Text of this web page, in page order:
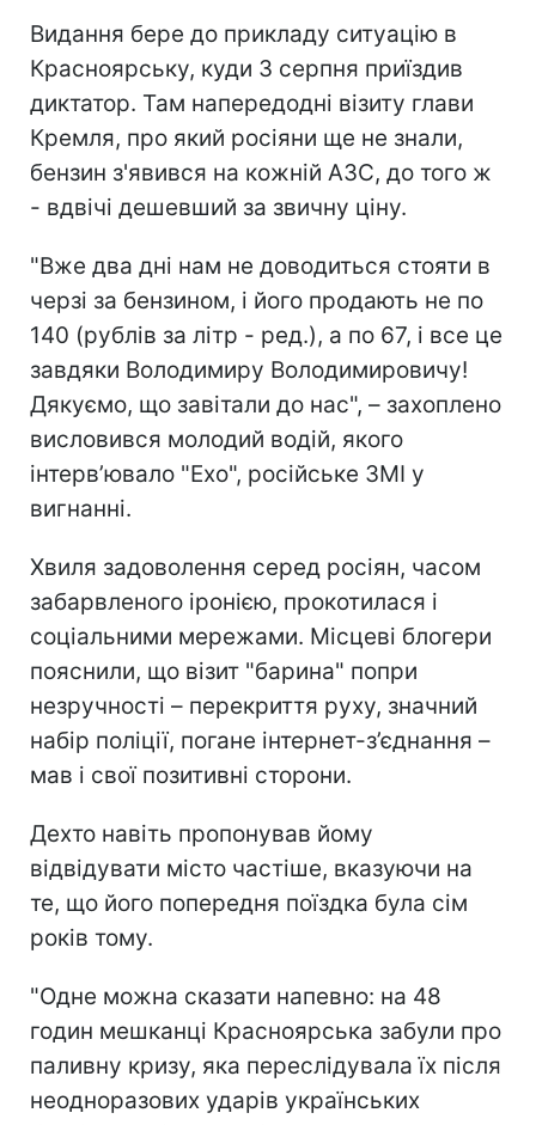
Видання бере до прикладу ситуацію в
Красноярську, куди 3 серпня приїздив
диктатор. Там напередодні візиту глави
Кремля, про який росіяни ще не знали,
бензин з'явився на кожній АЗС, до того ж
- вдвічі дешевший за звичну ціну.
"Вже два дні нам не доводиться стояти в
черзі за бензином, і його продають не по
140 (рублів за літр - ред.), а по 67, і все це
завдяки Володимиру Володимировичу!
Дякуємо, що завітали до нас", – захоплено
висловився молодий водій, якого
інтерв’ювало "Ехо", російське ЗМІ у
вигнанні.
Хвиля задоволення серед росіян, часом
забарвленого іронією, прокотилася і
соціальними мережами. Місцеві блогери
пояснили, що візит "барина" попри
незручності – перекриття руху, значний
набір поліції, погане інтернет-з’єднання –
мав і свої позитивні сторони.
Дехто навіть пропонував йому
відвідувати місто частіше, вказуючи на
те, що його попередня поїздка була сім
років тому.
"Одне можна сказати напевно: на 48
годин мешканці Красноярська забули про
паливну кризу, яка переслідувала їх після
неодноразових ударів українських